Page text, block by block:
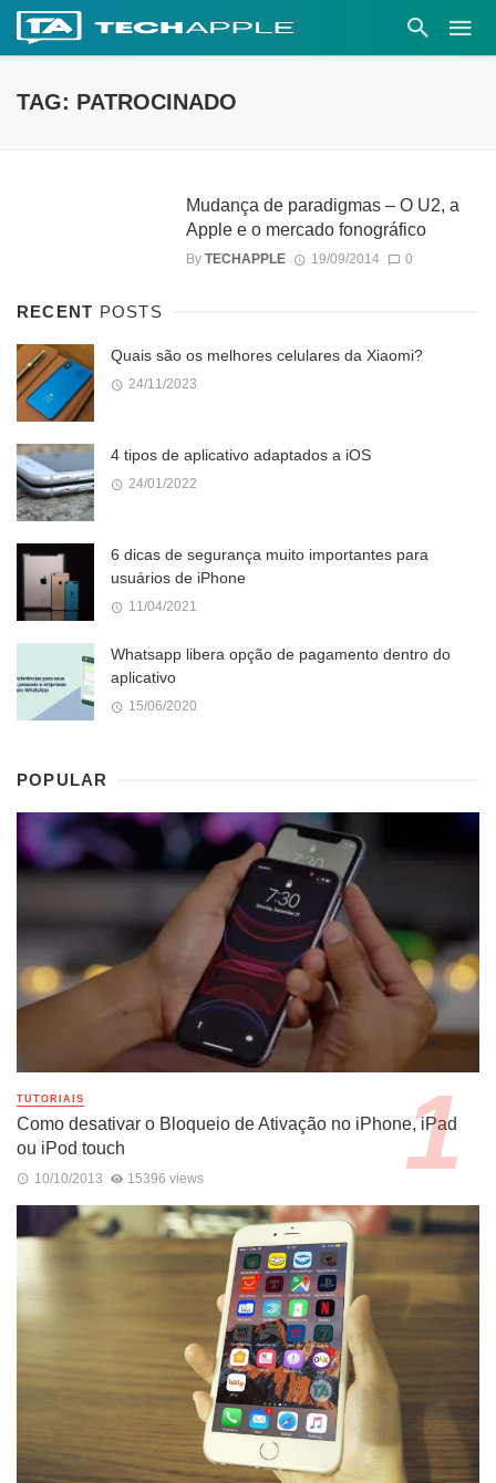
TAG: PATROCINADO
Mudança de paradigmas – O U2, a
Apple e o mercado fonográfico
By TECHAPPLE 19/09/2014 0
RECENT POSTS
Quais são os melhores celulares da Xiaomi?
24/11/2023
4 tipos de aplicativo adaptados a iOS
24/01/2022
6 dicas de segurança muito importantes para
usuários de iPhone
11/04/2021
Whatsapp libera opção de pagamento dentro do
aplicativo
15/06/2020
POPULAR
TUTORIAIS
Como desativar o Bloqueio de Ativação no iPhone, iPad
ou iPod touch
10/10/2013 15396 views